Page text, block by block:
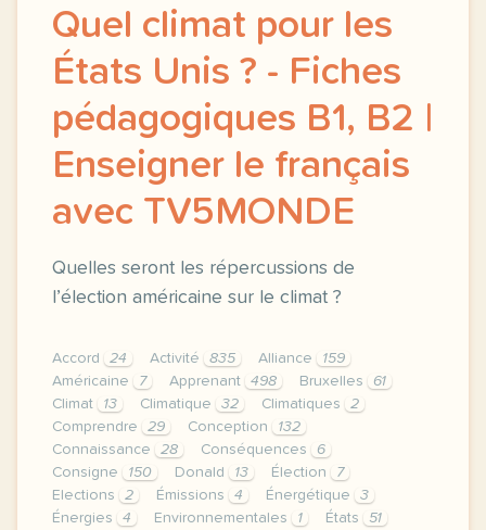
Quel climat pour les
États Unis ? - Fiches
pédagogiques B1, B2 |
Enseigner le français
avec TV5MONDE
Quelles seront les répercussions de
l’élection américaine sur le climat ?
Accord 24 Activité 835 Alliance
159
Américaine
7 Apprenant 498 Bruxelles
61
Climat
13 Climatique 32 Climatiques
2
Comprendre
29 Conception
132
Connaissance
28 Conséquences
6
Consigne
150 Donald 13 Élection
7
Elections
2 Émissions 4 Énergétique
3
Énergies
4 Environnementales 1 États
51